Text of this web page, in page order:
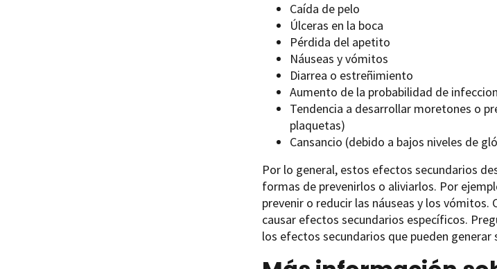
Caída de pelo
Úlceras en la boca
Pérdida del apetito
Náuseas y vómitos
Diarrea o estreñimiento
Aumento de la probabilidad de
Tendencia a desarrollar moretones o
plaquetas)
Cansancio (debido a bajos niveles de
Por lo general, estos efectos secundarios
formas de prevenirlos o aliviarlos. Por
prevenir o reducir las náuseas y los
causar efectos secundarios específicos.
los efectos secundarios que pueden